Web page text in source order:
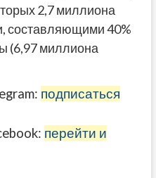
2,7 миллиона
составляющими 40%
(6,97 миллиона
подписаться
перейти и